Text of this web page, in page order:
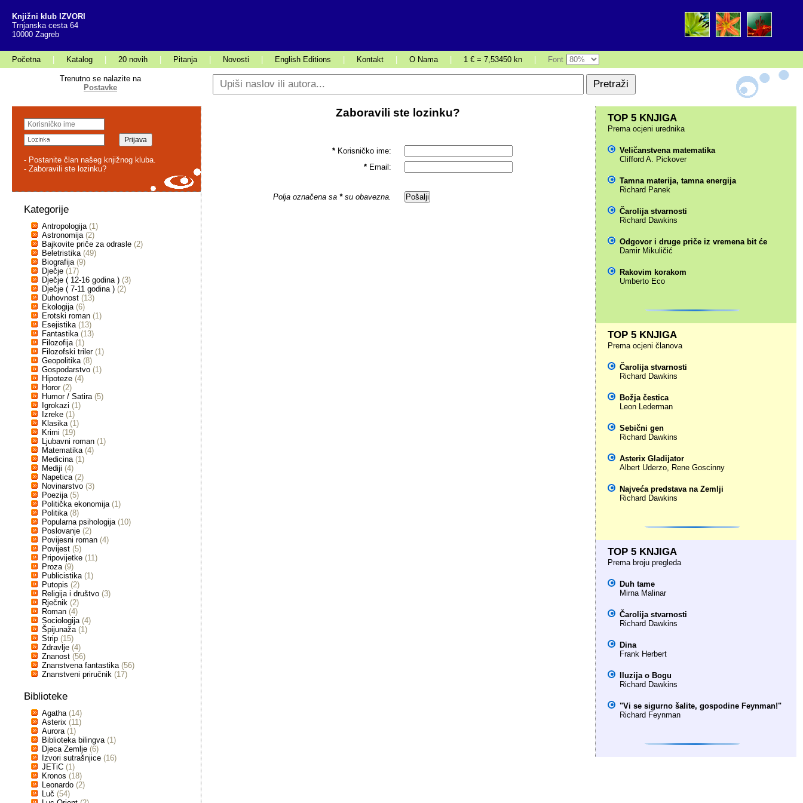
Knjižni klub IZVORI
Trnjanska cesta 64
10000 Zagreb
Početna Katalog 20 novih Pitanja Novosti English Editions Kontakt O Nama 1 € = 7,53450 kn Font
Trenutno se nalazite na
Postavke
- Postanite član našeg knjižnog kluba.
- Zaboravili ste lozinku?
Kategorije
Antropologija (1)
Astronomija (2)
Bajkovite priče za odrasle (2)
Beletristika (49)
Biografija (9)
Dječje (17)
Dječje ( 12-16 godina ) (3)
Dječje ( 7-11 godina ) (2)
Duhovnost (13)
Ekologija (6)
Erotski roman (1)
Esejistika (13)
Fantastika (13)
Filozofija (1)
Filozofski triler (1)
Geopolitika (8)
Gospodarstvo (1)
Hipoteze (4)
Horor (2)
Humor / Satira (5)
Igrokazi (1)
Izreke (1)
Klasika (1)
Krimi (19)
Ljubavni roman (1)
Matematika (4)
Medicina (1)
Mediji (4)
Napetica (2)
Novinarstvo (3)
Poezija (5)
Politička ekonomija (1)
Politika (8)
Popularna psihologija (10)
Poslovanje (2)
Povijesni roman (4)
Povijest (5)
Pripovijetke (11)
Proza (9)
Publicistika (1)
Putopis (2)
Religija i društvo (3)
Rječnik (2)
Roman (4)
Sociologija (4)
Špijunaža (1)
Strip (15)
Zdravlje (4)
Znanost (56)
Znanstvena fantastika (56)
Znanstveni priručnik (17)
Biblioteke
Agatha (14)
Asterix (11)
Aurora (1)
Biblioteka bilingva (1)
Djeca Zemlje (6)
Izvori sutrašnjice (16)
JETiC (1)
Kronos (18)
Leonardo (2)
Luč (54)
Zaboravili ste lozinku?
* Korisničko ime:
* Email:
Polja označena sa *su obavezna.
TOP 5 KNJIGA
Prema ocjeni urednika
Veličanstvena matematika
Clifford A. Pickover
Tamna materija, tamna energija
Richard Panek
Čarolija stvarnosti
Richard Dawkins
Odgovor i druge priče iz vremena bit će
Damir Mikuličić
Rakovim korakom
Umberto Eco
TOP 5 KNJIGA
Prema ocjeni članova
Čarolija stvarnosti
Richard Dawkins
Božja čestica
Leon Lederman
Sebični gen
Richard Dawkins
Asterix Gladijator
Albert Uderzo, Rene Goscinny
Najveća predstava na Zemlji
Richard Dawkins
TOP 5 KNJIGA
Prema broju pregleda
Duh tame
Mirna Malinar
Čarolija stvarnosti
Richard Dawkins
Dina
Frank Herbert
Iluzija o Bogu
Richard Dawkins
"Vi se sigurno šalite, gospodine Feynman!"
Richard Feynman